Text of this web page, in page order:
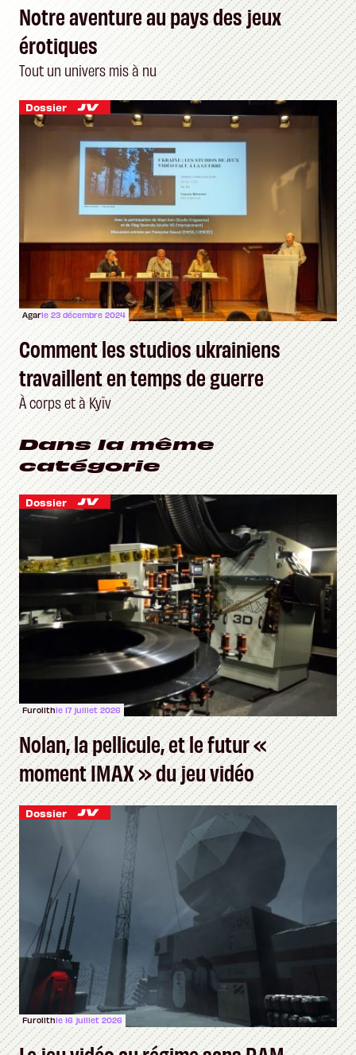
Notre aventure au pays des jeux
érotiques
Tout un univers mis à nu
Dossier
Agarle 23 décembre 2024
Comment les studios ukrainiens
travaillent en temps de guerre
À corps et à Kyïv
Dans la même
catégorie
Dossier
Furolithle 17 juillet 2026
Nolan, la pellicule, et le futur «
moment IMAX » du jeu vidéo
Dossier
Furolithle 16 juillet 2026